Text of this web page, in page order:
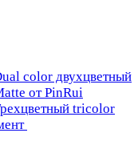
color двухцветный
от PinRui
tricolor